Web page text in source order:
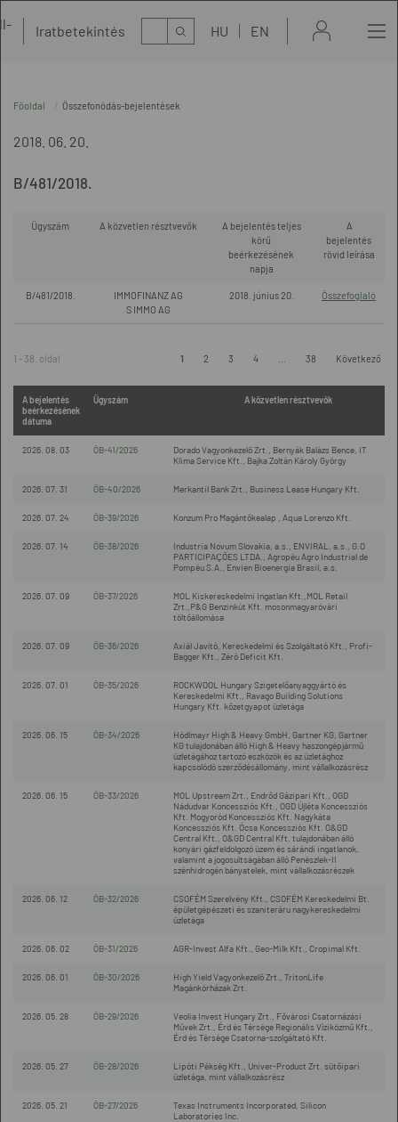
Iratbetekintés Kereső HU EN
Főoldal Összefonódás-bejelentések
2018. 06. 20.
B/481/2018.
Ügyszám A közvetlen résztvevők
A bejelentés teljes
körű
beérkezésének
napja
A
bejelentés
rövid leírása
B/481/2018.
IMMOFINANZ AG
S IMMO AG
2018. június 20. Összefoglaló
1 - 38. oldal 1 2 3 4 38 Következő
A bejelentés
beérkezésének
dátuma
Ügyszám A közvetlen résztvevők
2026. 08. 03 ÖB-41/2026
Dorado Vagyonkezelő Zrt., Bernyák Balázs Bence, IT
Klima Service Kft., Bajka Zoltán Károly György
2026. 07. 31 ÖB-40/2026 Merkantil Bank Zrt., Business Lease Hungary Kft.
2026. 07. 24 ÖB-39/2026 Konzum Pro Magántőkealap , Aqua Lorenzo Kft.
2026. 07. 14 ÖB-38/2026
Industria Novum Slovakia, a.s., ENVIRAL, a.s., G.O
PARTICIPAÇÕES LTDA., Agropéu Agro Industrial de
Pompéu S.A., Envien Bioenergia Brasil, a.s.
2026. 07. 09 ÖB-37/2026
MOL Kiskereskedelmi Ingatlan Kft.,MOL Retail
Zrt.,P&G Benzinkút Kft. mosonmagyaróvári
töltőállomása
2026. 07. 09 ÖB-36/2026
Axiál Javító, Kereskedelmi és Szolgáltató Kft., Profi-
Bagger Kft., Zéró Deficit Kft.
2026. 07. 01 ÖB-35/2026
ROCKWOOL Hungary Szigetelőanyaggyártó és
Kereskedelmi Kft., Ravago Building Solutions
Hungary Kft. kőzetgyapot üzletága
2026. 06. 15 ÖB-34/2026
Hödlmayr High & Heavy GmbH, Gartner KG, Gartner
KG tulajdonában álló High & Heavy haszongépjármű
üzletágához tartozó eszközök és az üzletághoz
kapcsolódó szerződésállomány, mint vállalkozásrész
2026. 06. 15 ÖB-33/2026
MOL Upstream Zrt., Endrőd Gázipari Kft., OGD
Nádudvar Koncessziós Kft., OGD Újléta Koncessziós
Kft. Mogyoród Koncessziós Kft. Nagykáta
Koncessziós Kft. Ócsa Koncessziós Kft. O&GD
Central Kft., O&GD Central Kft. tulajdonában álló
konyári gázfeldolgozó üzem és sárándi ingatlanok,
valamint a jogosultságában álló Penészlek-II
szénhidrogén bányatelek, mint vállalkozásrészek
2026. 06. 12 ÖB-32/2026
CSOFÉM Szerelvény Kft., CSOFÉM Kereskedelmi Bt.
épületgépészeti és szaniteráru nagykereskedelmi
üzletága
2026. 06. 02 ÖB-31/2026 AGR-Invest Alfa Kft., Geo-Milk Kft., Cropimal Kft.
2026. 06. 01 ÖB-30/2026
High Yield Vagyonkezelő Zrt., TritonLife
Magánkórházak Zrt.
2026. 05. 28 ÖB-29/2026
Veolia Invest Hungary Zrt., Fővárosi Csatornázási
Művek Zrt., Érd és Térsége Regionális Víziközmű Kft.,
Érd és Térsége Csatorna-szolgáltató Kft.
2026. 05. 27 ÖB-28/2026
Lipóti Pékség Kft., Univer-Product Zrt. sütőipari
üzletága, mint vállalkozásrész
2026. 05. 21 ÖB-27/2026
Texas Instruments Incorporated, Silicon
Laboratories Inc.